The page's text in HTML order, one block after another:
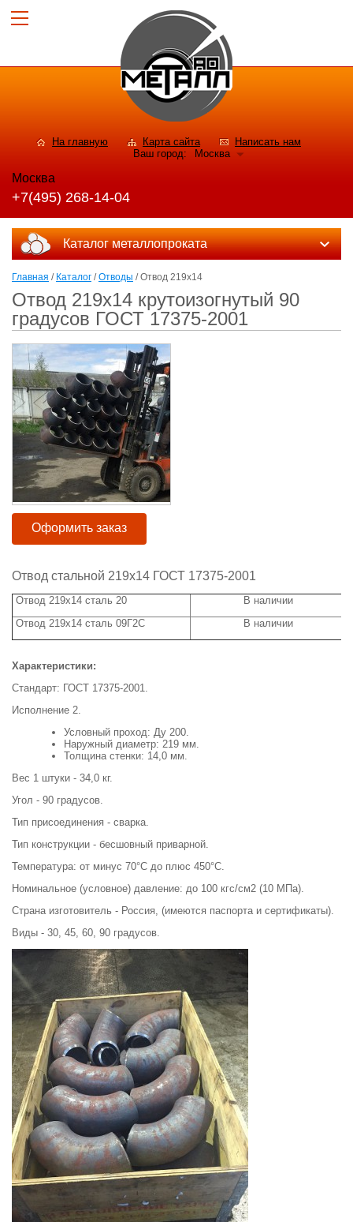
На главную Карта сайта
Написать нам
Ваш город:
Москва
Москва
+7(495) 268-14-04
Каталог металлопроката
Главная / Каталог /Отводы / Отвод 219х14
Отвод 219х14 крутоизогнутый 90
градусов ГОСТ 17375-2001
Оформить заказ
Отвод стальной 219х14 ГОСТ 17375-2001
Отвод 219х14 сталь 20
В наличии
Отвод 219х14 сталь 09Г2С
В наличии
Характеристики:
Стандарт: ГОСТ 17375-2001.
Исполнение 2.
Условный проход: Ду 200.
Наружный диаметр: 219 мм.
Толщина стенки: 14,0 мм.
Вес 1 штуки - 34,0 кг.
Угол - 90 градусов.
Тип присоединения - сварка.
Тип конструкции - бесшовный приварной.
Температура: от минус 70°С до плюс 450°С.
Номинальное (условное) давление: до 100 кгс/см2 (10 МПа).
Страна изготовитель - Россия, (имеются паспорта и сертификаты).
Виды - 30, 45, 60, 90 градусов.